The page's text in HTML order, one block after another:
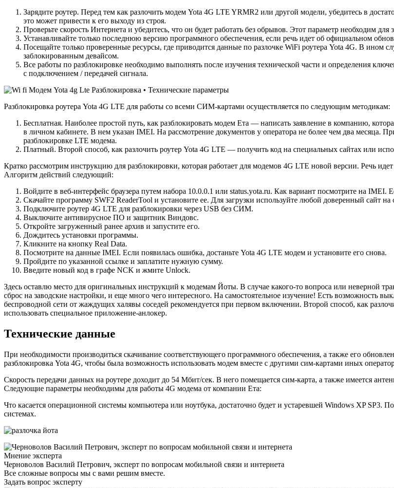
Зарядите роутер. Перед тем как разлочить модем Yota 4G LTE YRMR2 или другой модели, убедитесь в
это может привести к его выходу из строя.
Проверьте скорость Интернета и убедитесь, что он будет работать без обрывов. Этот параметр необходим для
Устанавливайте только последнюю версию программного обеспечения, если речь идет об официальном
Посещайте только проверенные ресурсы, где приводится данные по разлочке WiFi роутера Yota 4G. В ином
заблокированным девайсом.
Все работы по разблокировке необходимо выполнять после изучения технической части и определения
с подключением / передачей сигнала.
Разблокировка роутера Yota 4G LTE для работы со всеми СИМ-картами осуществляется по следующим методикам:
Бесплатная. Наиболее простой путь, как разблокировать модем Ета — написать заявление в компанию,
в личном кабинете. В нем указан IMEI. На рассмотрение документов у оператора не более чем два месяца.
разблокировке LTE модема.
Платный. Второй способ, как разлочить роутер Yota 4G LTE — получить код на специальных сайтах или
Кратко рассмотрим инструкцию для разблокировки, которая работает для модемов 4G LTE новой версии. Речь
Алгоритм действий следующий:
Войдите в веб-интерфейс браузера путем набора 10.0.0.1 или status.yota.ru. Как вариант посмотрите на
Cкачайте программу SWF2 ReaderTool и установите ее. Для загрузки используйте любой доверенный сайт на
Подключите роутер 4G LTE для разблокировки через USB без СИМ.
Выключите антивирусное ПО и защитник Виндовс.
Откройте загруженный ранее архив и запустите его.
Дождитесь установки программы.
Кликните на кнопку Real Data.
Посмотрите на данные IMEI. Если появилась ошибка, достаньте Yota 4G LTE модем и установите его снова.
Пройдите по указанной ссылке и заплатите нужную сумму.
Введите новый код в графе NCK и жмите Unlock.
Здесь оставлю место для оригинальных инструкций к модемам Йоты. В случае какого-то вопроса или неверной
сброс на заводские настройки, и еще много чего интересного. На самостоятельное изучение! Есть возможность
беспроводной сети от жаждущих халявы соседей рекомендуется при первом включении. Второй способ, как
использовать специальное приложение-анлокер.
Технические данные
При необходимости производиться скачивание соответствующего программного обеспечения, а также его
разблокировка Yota 4G, чтобы была возможность использовать модем вместе с другими сим-картами иных
Скорость передачи данных на роутере доходит до 54 Мбит/сек. В него помещается сим-карта, а также имеется
Следующие параметры необходимы для работы 4G модема от компании Ета:
Что касается операционной системы компьютера или ноутбука, достаточно будет и устаревшей Windows XP
системах.
Мнение эксперта
Черноволов Василий Петрович, эксперт по вопросам мобильной связи и интернета
Все сложные вопросы мы с вами решим вместе.
Задать вопрос эксперту